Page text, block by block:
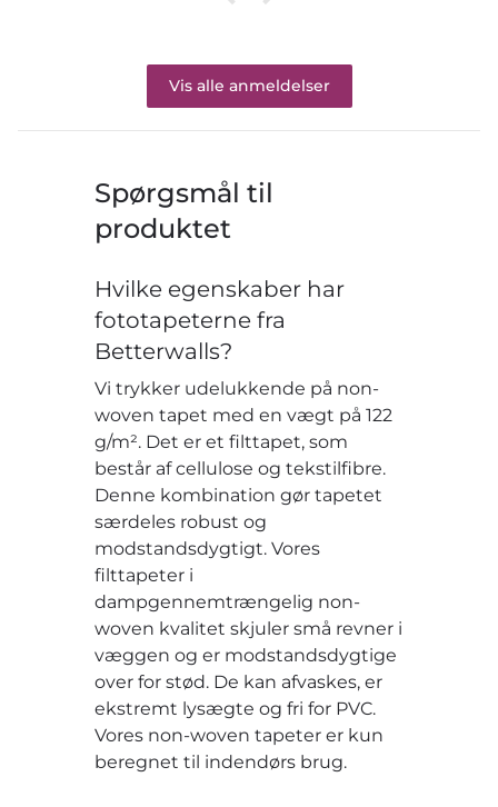
Vis alle anmeldelser
Spørgsmål til
produktet
Hvilke egenskaber har
fototapeterne fra
Betterwalls?
Vi trykker udelukkende på non-
woven tapet med en vægt på 122
g/m². Det er et filttapet, som
består af cellulose og tekstilfibre.
Denne kombination gør tapetet
særdeles robust og
modstandsdygtigt. Vores
filttapeter i
dampgennemtrængelig non-
woven kvalitet skjuler små revner i
væggen og er modstandsdygtige
over for stød. De kan afvaskes, er
ekstremt lysægte og fri for PVC.
Vores non-woven tapeter er kun
beregnet til indendørs brug.